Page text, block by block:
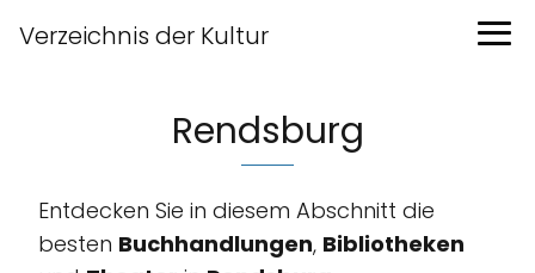
Verzeichnis der Kultur
Rendsburg
Entdecken Sie in diesem Abschnitt die
besten Buchhandlungen, Bibliotheken